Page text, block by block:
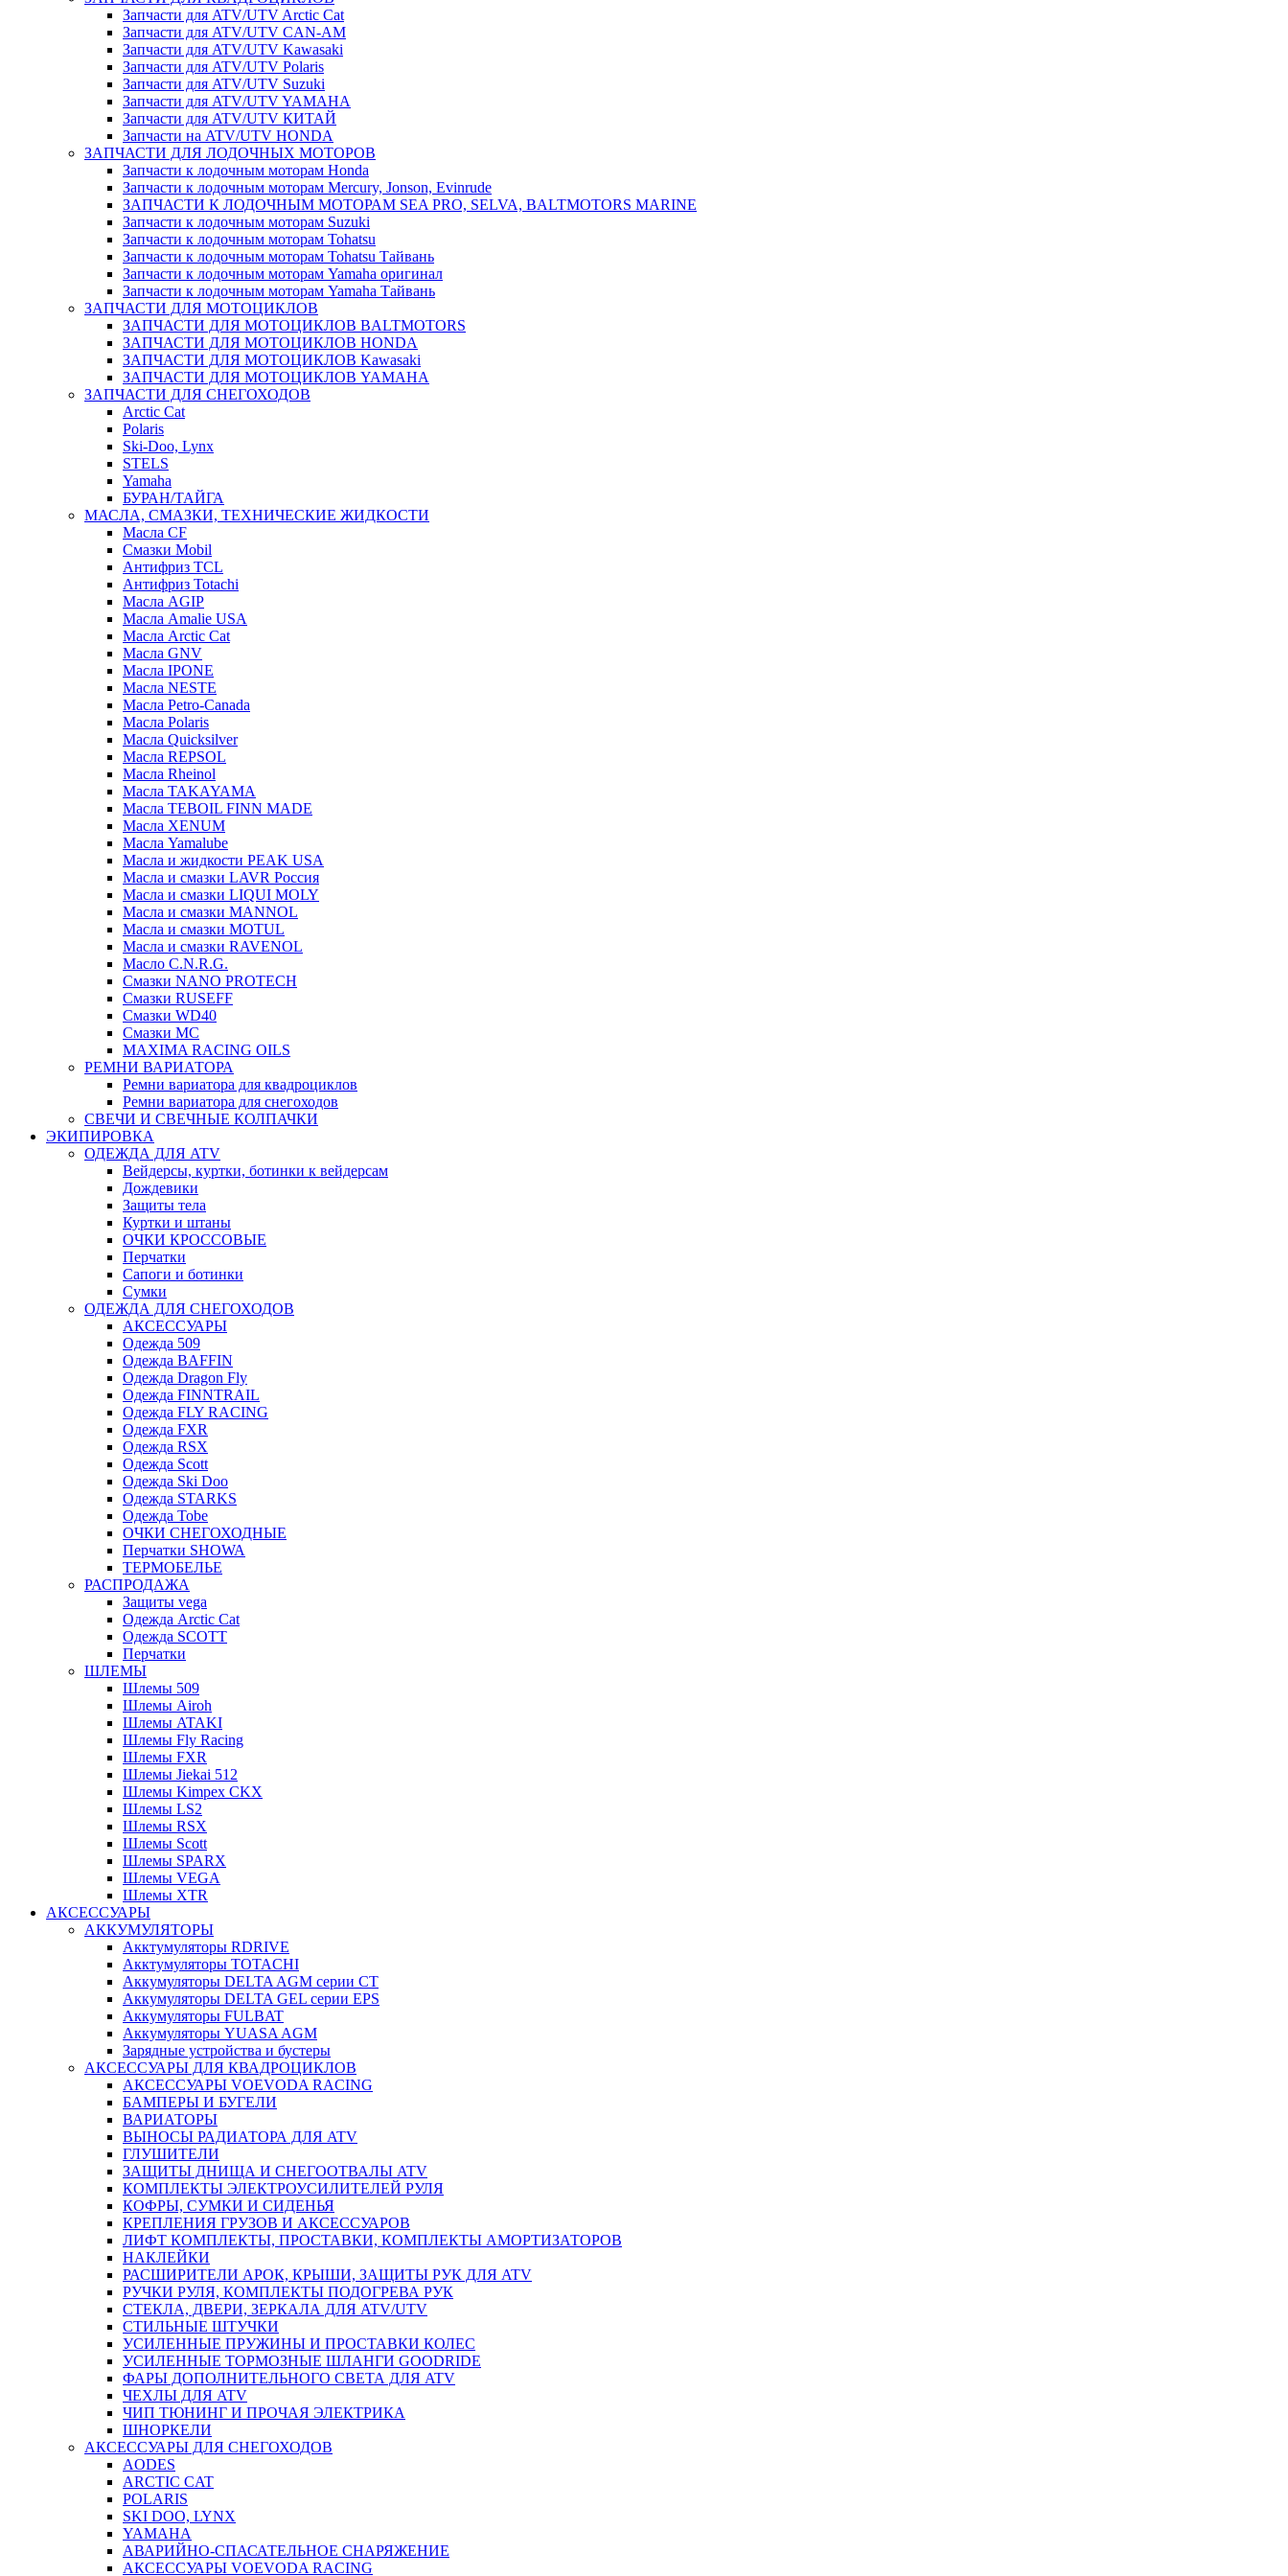
Запчасти для ATV/UTV Arctic Cat
Запчасти для ATV/UTV CAN-AM
Запчасти для ATV/UTV Kawasaki
Запчасти для ATV/UTV Polaris
Запчасти для ATV/UTV Suzuki
Запчасти для ATV/UTV YAMAHA
Запчасти для ATV/UTV КИТАЙ
Запчасти на ATV/UTV HONDA
ЗАПЧАСТИ ДЛЯ ЛОДОЧНЫХ МОТОРОВ
Запчасти к лодочным моторам Honda
Запчасти к лодочным моторам Mercury, Jonson, Evinrude
ЗАПЧАСТИ К ЛОДОЧНЫМ МОТОРАМ SEA PRO, SELVA, BALTMOTORS MARINE
Запчасти к лодочным моторам Suzuki
Запчасти к лодочным моторам Tohatsu
Запчасти к лодочным моторам Tohatsu Тайвань
Запчасти к лодочным моторам Yamaha оригинал
Запчасти к лодочным моторам Yamaha Тайвань
ЗАПЧАСТИ ДЛЯ МОТОЦИКЛОВ
ЗАПЧАСТИ ДЛЯ МОТОЦИКЛОВ BALTMOTORS
ЗАПЧАСТИ ДЛЯ МОТОЦИКЛОВ HONDA
ЗАПЧАСТИ ДЛЯ МОТОЦИКЛОВ Kawasaki
ЗАПЧАСТИ ДЛЯ МОТОЦИКЛОВ YAMAHA
ЗАПЧАСТИ ДЛЯ СНЕГОХОДОВ
Arctic Cat
Polaris
Ski-Doo, Lynx
STELS
Yamaha
БУРАН/ТАЙГА
МАСЛА, СМАЗКИ, ТЕХНИЧЕСКИЕ ЖИДКОСТИ
Масла CF
Смазки Mobil
Антифриз TCL
Антифриз Totachi
Масла AGIP
Масла Amalie USA
Масла Arctic Cat
Масла GNV
Масла IPONE
Масла NESTE
Масла Petro-Canada
Масла Polaris
Масла Quicksilver
Масла REPSOL
Масла Rheinol
Масла TAKAYAMA
Масла TEBOIL FINN MADE
Масла XENUM
Масла Yamalube
Масла и жидкости PEAK USA
Масла и смазки LAVR Россия
Масла и смазки LIQUI MOLY
Масла и смазки MANNOL
Масла и смазки MOTUL
Масла и смазки RAVENOL
Масло C.N.R.G.
Смазки NANO PROTECH
Смазки RUSEFF
Смазки WD40
Смазки МС
MAXIMA RACING OILS
РЕМНИ ВАРИАТОРА
Ремни вариатора для квадроциклов
Ремни вариатора для снегоходов
СВЕЧИ И СВЕЧНЫЕ КОЛПАЧКИ
ЭКИПИРОВКА
ОДЕЖДА ДЛЯ ATV
Вейдерсы, куртки, ботинки к вейдерсам
Дождевики
Защиты тела
Куртки и штаны
ОЧКИ КРОССОВЫЕ
Перчатки
Сапоги и ботинки
Сумки
ОДЕЖДА ДЛЯ СНЕГОХОДОВ
АКСЕССУАРЫ
Одежда 509
Одежда BAFFIN
Одежда Dragon Fly
Одежда FINNTRAIL
Одежда FLY RACING
Одежда FXR
Одежда RSX
Одежда Scott
Одежда Ski Doo
Одежда STARKS
Одежда Tobe
ОЧКИ СНЕГОХОДНЫЕ
Перчатки SHOWA
ТЕРМОБЕЛЬЕ
РАСПРОДАЖА
Защиты vega
Одежда Arctic Cat
Одежда SCOTT
Перчатки
ШЛЕМЫ
Шлемы 509
Шлемы Airoh
Шлемы ATAKI
Шлемы Fly Racing
Шлемы FXR
Шлемы Jiekai 512
Шлемы Kimpex CKX
Шлемы LS2
Шлемы RSX
Шлемы Scott
Шлемы SPARX
Шлемы VEGA
Шлемы XTR
АКСЕССУАРЫ
АККУМУЛЯТОРЫ
Акктумуляторы RDRIVE
Акктумуляторы TOTACHI
Аккумуляторы DELTA AGM серии CT
Аккумуляторы DELTA GEL серии EPS
Аккумуляторы FULBAT
Аккумуляторы YUASA AGM
Зарядные устройства и бустеры
АКСЕССУАРЫ ДЛЯ КВАДРОЦИКЛОВ
АКСЕССУАРЫ VOEVODA RACING
БАМПЕРЫ И БУГЕЛИ
ВАРИАТОРЫ
ВЫНОСЫ РАДИАТОРА ДЛЯ ATV
ГЛУШИТЕЛИ
ЗАЩИТЫ ДНИЩА И СНЕГООТВАЛЫ ATV
КОМПЛЕКТЫ ЭЛЕКТРОУСИЛИТЕЛЕЙ РУЛЯ
КОФРЫ, СУМКИ И СИДЕНЬЯ
КРЕПЛЕНИЯ ГРУЗОВ И АКСЕССУАРОВ
ЛИФТ КОМПЛЕКТЫ, ПРОСТАВКИ, КОМПЛЕКТЫ АМОРТИЗАТОРОВ
НАКЛЕЙКИ
РАСШИРИТЕЛИ АРОК, КРЫШИ, ЗАЩИТЫ РУК ДЛЯ ATV
РУЧКИ РУЛЯ, КОМПЛЕКТЫ ПОДОГРЕВА РУК
СТЕКЛА, ДВЕРИ, ЗЕРКАЛА ДЛЯ ATV/UTV
СТИЛЬНЫЕ ШТУЧКИ
УСИЛЕННЫЕ ПРУЖИНЫ И ПРОСТАВКИ КОЛЕС
УСИЛЕННЫЕ ТОРМОЗНЫЕ ШЛАНГИ GOODRIDE
ФАРЫ ДОПОЛНИТЕЛЬНОГО СВЕТА ДЛЯ ATV
ЧЕХЛЫ ДЛЯ ATV
ЧИП ТЮНИНГ И ПРОЧАЯ ЭЛЕКТРИКА
ШНОРКЕЛИ
АКСЕССУАРЫ ДЛЯ СНЕГОХОДОВ
AODES
ARCTIC CAT
POLARIS
SKI DOO, LYNX
YAMAHA
АВАРИЙНО-СПАСАТЕЛЬНОЕ СНАРЯЖЕНИЕ
АКСЕССУАРЫ VOEVODA RACING